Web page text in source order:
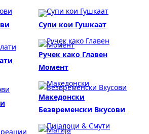
Супи кои Гушкаат
Ручек како Главен
Момент
Македонски
Безвременски Вкусови